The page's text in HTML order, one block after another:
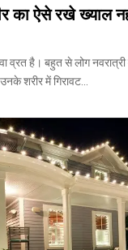
का ऐसे रखे ख्याल
व्रत है। बहुत से लोग
शरीर में गिरावट...